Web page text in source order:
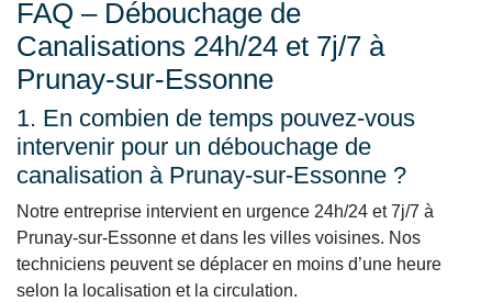
FAQ – Débouchage de
Canalisations 24h/24 et 7j/7 à
Prunay-sur-Essonne
1. En combien de temps pouvez-vous
intervenir pour un débouchage de
canalisation à Prunay-sur-Essonne ?
Notre entreprise intervient en urgence 24h/24 et 7j/7 à
Prunay-sur-Essonne et dans les villes voisines. Nos
techniciens peuvent se déplacer en moins d’une heure
selon la localisation et la circulation.